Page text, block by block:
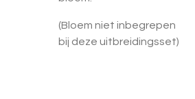
(Bloem niet inbegrepen
bij deze uitbreidingsset)